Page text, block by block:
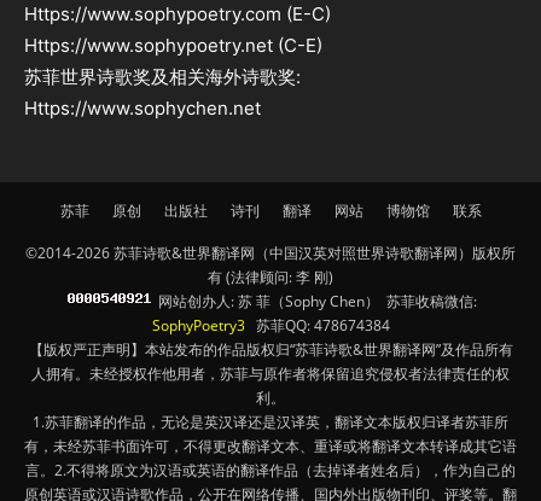
Https://www.sophypoetry.com (E-C)
Https://www.sophypoetry.net (C-E)
苏菲世界诗歌奖及相关海外诗歌奖:
Https://www.sophychen.net
苏菲 原创 出版社 诗刊 翻译 网站 博物馆 联系
©2014-2026 苏菲诗歌&世界翻译网（中国汉英对照世界诗歌翻译网）版权所
有 (法律顾问: 李 刚)
网站创办人: 苏 菲（Sophy Chen） 苏菲收稿微信:
SophyPoetry3苏菲QQ: 478674384
【版权严正声明】本站发布的作品版权归“苏菲诗歌&世界翻译网”及作品所有
人拥有。未经授权作他用者，苏菲与原作者将保留追究侵权者法律责任的权
利。
1.苏菲翻译的作品，无论是英汉译还是汉译英，翻译文本版权归译者苏菲所
有，未经苏菲书面许可，不得更改翻译文本、重译或将翻译文本转译成其它语
言。2.不得将原文为汉语或英语的翻译作品（去掉译者姓名后），作为自己的
原创英语或汉语诗歌作品，公开在网络传播、国内外出版物刊印、评奖等。翻